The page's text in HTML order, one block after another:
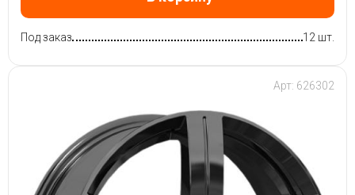
Под заказ 12 шт.
Арт: 626302